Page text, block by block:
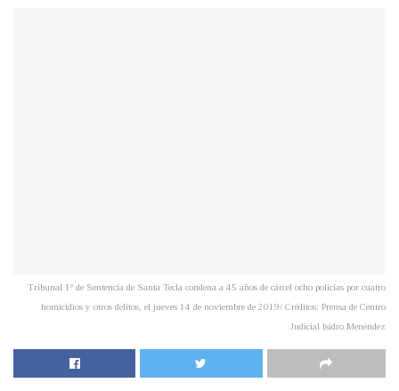
Tribunal 1º de Sentencia de Santa Tecla condena a 45 años de cárcel ocho policías por cuatro
homicidios y otros delitos, el jueves 14 de noviembre de 2019/ Créditos: Prensa de Centro
Judicial Isidro Menéndez